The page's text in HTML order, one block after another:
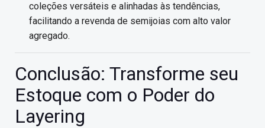
coleções versáteis e alinhadas às tendências,
facilitando a revenda de semijoias com alto valor
agregado.
Conclusão: Transforme seu
Estoque com o Poder do
Layering